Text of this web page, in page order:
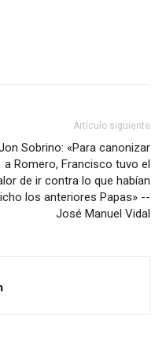
Artículo siguiente
Sobrino: «Para canonizar
a Romero, Francisco tuvo el
de ir contra lo que habían
los anteriores Papas» --
José Manuel Vidal